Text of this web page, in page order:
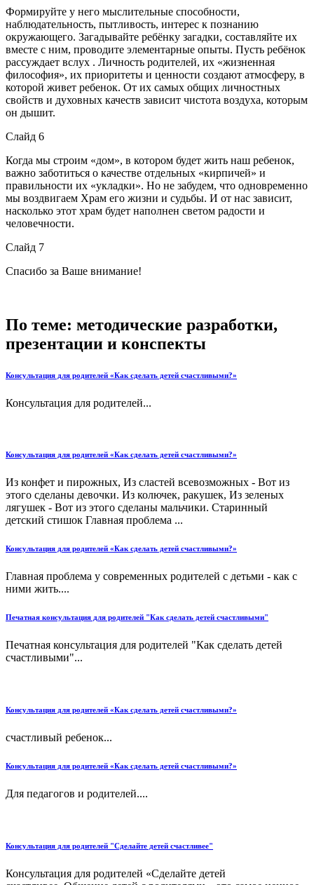
Формируйте у него мыслительные способности,
наблюдательность, пытливость, интерес к познанию
окружающего. Загадывайте ребёнку загадки, составляйте их
вместе с ним, проводите элементарные опыты. Пусть ребёнок
рассуждает вслух . Личность родителей, их «жизненная
философия», их приоритеты и ценности создают атмосферу, в
которой живет ребенок. От их самых общих личностных
свойств и духовных качеств зависит чистота воздуха, которым
он дышит.
Слайд 6
Когда мы строим «дом», в котором будет жить наш ребенок,
важно заботиться о качестве отдельных «кирпичей» и
правильности их «укладки». Но не забудем, что одновременно
мы воздвигаем Храм его жизни и судьбы. И от нас зависит,
насколько этот храм будет наполнен светом радости и
человечности.
Слайд 7
Спасибо за Ваше внимание!
По теме: методические разработки,
презентации и конспекты
Консультация для родителей «Как сделать детей счастливыми?»
Консультация для родителей...
Консультация для родителей «Как сделать детей счастливыми?»
Из конфет и пирожных, Из сластей всевозможных - Вот из
этого сделаны девочки. Из колючек, ракушек, Из зеленых
лягушек - Вот из этого сделаны мальчики. Старинный
детский стишок Главная проблема ...
Консультация для родителей «Как сделать детей счастливыми?»
Главная проблема у современных родителей с детьми - как с
ними жить....
Печатная консультация для родителей "Как сделать детей счастливыми"
Печатная консультация для родителей "Как сделать детей
счастливыми"...
Консультация для родителей «Как сделать детей счастливыми?»
счастливый ребенок...
Консультация для родителей «Как сделать детей счастливыми?»
Для педагогов и родителей....
Консультация для родителей "Сделайте детей счастливее"
Консультация для родителей «Сделайте детей